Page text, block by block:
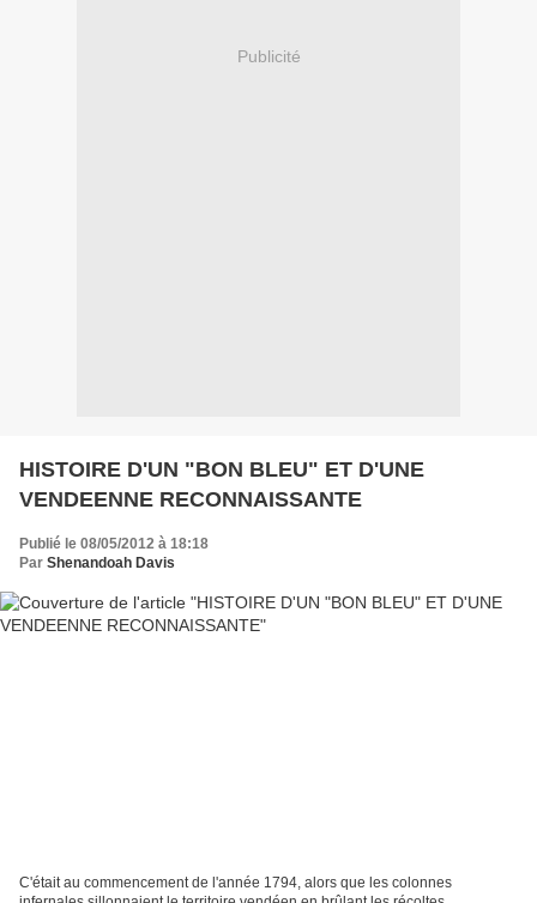
Publicité
HISTOIRE D'UN "BON BLEU" ET D'UNE
VENDEENNE RECONNAISSANTE
Publié le 08/05/2012 à 18:18
Par Shenandoah Davis
C'était au commencement de l'année 1794, alors que les colonnes